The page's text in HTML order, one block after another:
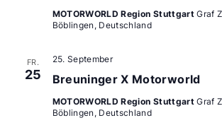
MOTORWORLD Region StuttgartGraf
Böblingen, Deutschland
FR.
25 Breuninger X Motorworld
25. September
MOTORWORLD Region StuttgartGraf
Böblingen, Deutschland